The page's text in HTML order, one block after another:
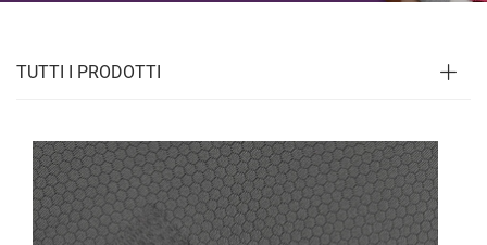
TUTTI I PRODOTTI